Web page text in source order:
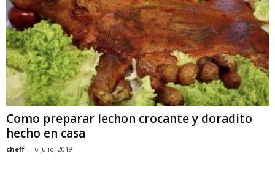
Como preparar lechon crocante y doradito
hecho en casa
cheff - 6 julio, 2019